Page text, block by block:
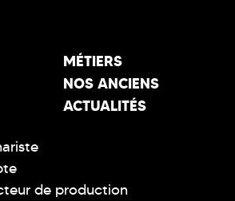
MÉTIERS
NOS ANCIENS
ACTUALITÉS
de production